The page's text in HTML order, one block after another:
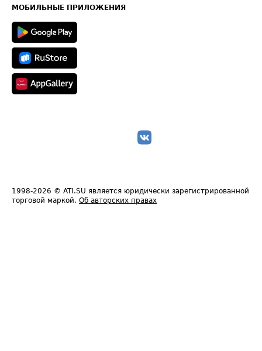
Техническая информация
МОБИЛЬНЫЕ ПРИЛОЖЕНИЯ
1998-2026 © ATI.SU является юридически зарегистрированной
торговой маркой. Об авторских правах